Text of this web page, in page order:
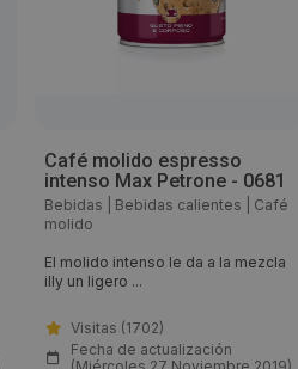
Café molido espresso
intenso Max Petrone - 0681
Bebidas Bebidas calientes
Café
molido
El molido intenso le da a la mezcla
illy un ligero ...
Visitas (1702)
Fecha de actualización